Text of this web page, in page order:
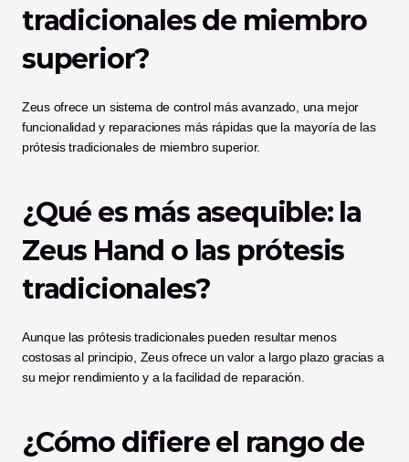
tradicionales de miembro
superior?
Zeus ofrece un sistema de control más avanzado, una mejor
funcionalidad y reparaciones más rápidas que la mayoría de las
prótesis tradicionales de miembro superior.
¿Qué es más asequible: la
Zeus Hand o las prótesis
tradicionales?
Aunque las prótesis tradicionales pueden resultar menos
costosas al principio, Zeus ofrece un valor a largo plazo gracias a
su mejor rendimiento y a la facilidad de reparación.
¿Cómo difiere el rango de